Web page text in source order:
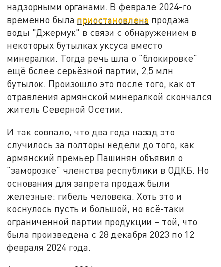
надзорными органами. В феврале 2024-го
временно была приостановлена продажа
воды "Джермук" в связи с обнаружением в
некоторых бутылках уксуса вместо
минералки. Тогда речь шла о "блокировке"
ещё более серьёзной партии, 2,5 млн
бутылок. Произошло это после того, как от
отравления армянской минералкой скончался
житель Северной Осетии.
И так совпало, что два года назад это
случилось за полторы недели до того, как
армянский премьер Пашинян объявил о
"заморозке" членства республики в ОДКБ. Но
основания для запрета продаж были
железные: гибель человека. Хоть это и
коснулось пусть и большой, но всё-таки
ограниченной партии продукции – той, что
была произведена с 28 декабря 2023 по 12
февраля 2024 года.